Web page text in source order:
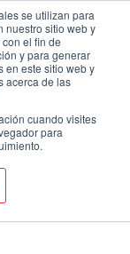
se utilizan para
nuestro sitio web y
el fin de
y para generar
en este sitio web y
acerca de las
cuando visites
para
web
/ NO